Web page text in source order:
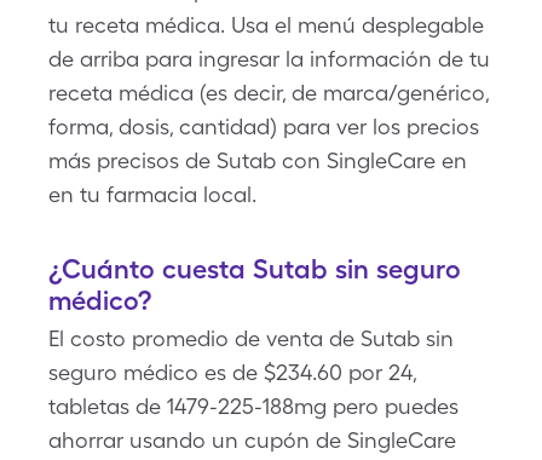
tu receta médica. Usa el menú desplegable
de arriba para ingresar la información de tu
receta médica (es decir, de marca/genérico,
forma, dosis, cantidad) para ver los precios
más precisos de Sutab con SingleCare en
en tu farmacia local.
¿Cuánto cuesta Sutab sin seguro
médico?
El costo promedio de venta de Sutab sin
seguro médico es de $234.60 por 24,
tabletas de 1479-225-188mg pero puedes
ahorrar usando un cupón de SingleCare